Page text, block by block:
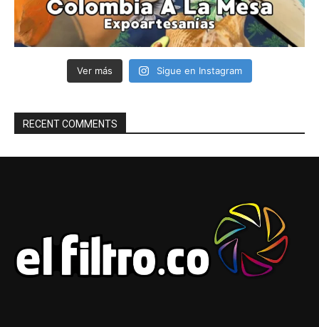
Ver más Sigue en Instagram
RECENT COMMENTS